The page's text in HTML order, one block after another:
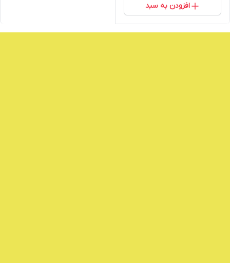
افزودن به سبد